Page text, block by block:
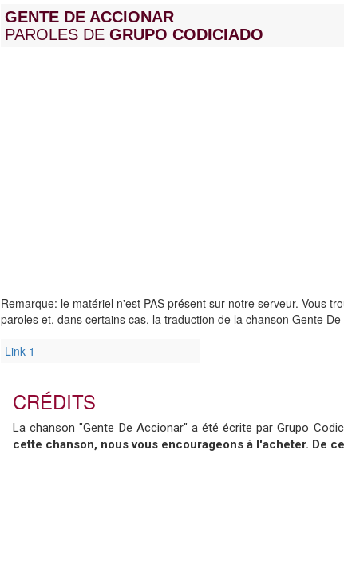
GENTE DE ACCIONAR
PAROLES DE GRUPO CODICIADO
Remarque: le matériel n'est PAS présent sur notre serveur. Vous
paroles et, dans certains cas, la traduction de la chanson Gente De
Link 1
CRÉDITS
La chanson "Gente De Accionar" a été écrite par Grupo
cette chanson, nous vous encourageons à l'acheter. De